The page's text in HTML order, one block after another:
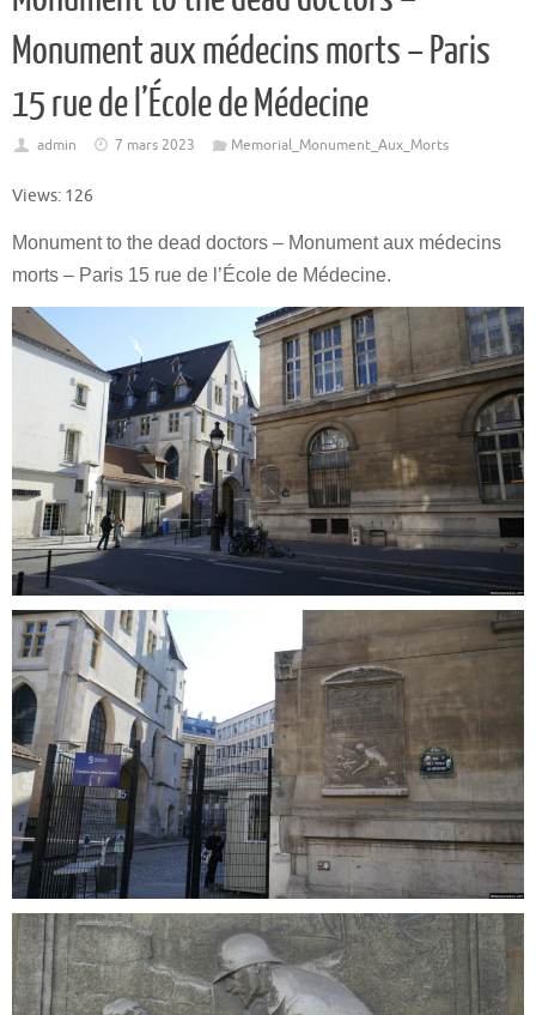
Monument aux médecins morts – Paris
15 rue de l’École de Médecine
admin 7 mars 2023 Memorial_Monument_Aux_Morts
Views: 126
Monument to the dead doctors – Monument aux médecins
morts – Paris 15 rue de l’École de Médecine.